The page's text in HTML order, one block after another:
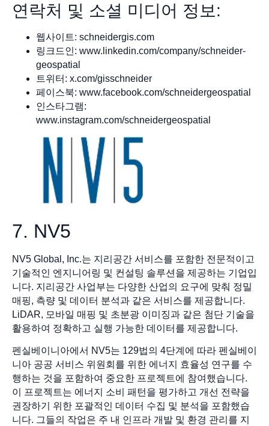
연락처 및 소셜 미디어 정보:
웹사이트: schneidergis.com
링크드인: www.linkedin.com/company/schneider-
geospatial
트위터: x.com/gisschneider
페이스북: www.facebook.com/schneidergeospatial
인스타그램:
www.instagram.com/schneidergeospatial
7. NV5
NV5 Global, Inc.는 지리공간 서비스를 포함한 전문적이고
기술적인 엔지니어링 및 컨설팅 솔루션을 제공하는 기업입
니다. 지리공간 사업부는 다양한 산업의 요구에 맞춰 정밀
매핑, 측량 및 데이터 분석과 같은 서비스를 제공합니다.
LiDAR, 모바일 매핑 및 초분광 이미징과 같은 첨단 기술을
활용하여 정확하고 실행 가능한 데이터를 제공합니다.
펜실베이니아에서 NV5는 129법의 4단계에 따라 펜실베이
니아 공공 서비스 위원회를 위한 에너지 효율성 연구를 수
행하는 것을 포함하여 중요한 프로젝트에 참여했습니다.
이 프로젝트는 에너지 소비 패턴을 평가하고 개선 전략을
권장하기 위한 포괄적인 데이터 수집 및 분석을 포함했습
니다. 그들의 작업은 주 내 인프라 개발 및 환경 관리를 지